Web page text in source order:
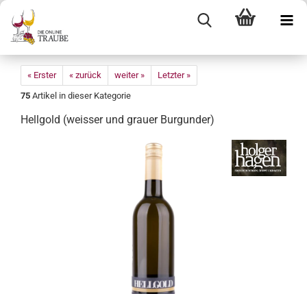
« Erster « zurück weiter »
Letzter »
75 Artikel in dieser Kategorie
Hell­gold (weis­ser und grau­er Bur­gun­der)